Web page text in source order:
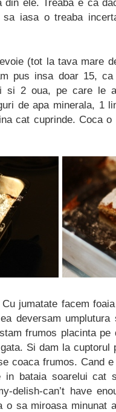
din ele. Treaba e ca
iasa o treaba
(tot la tava mare
pus insa doar 15,
si 2 oua, pe care le
de apa minerala, 1
cat cuprinde. Coca
jumatate facem
deversam
frumos placinta
Si dam la
coaca frumos. Cand
bataia soarelui cat
delish-can’t have
sa miroasa minunat